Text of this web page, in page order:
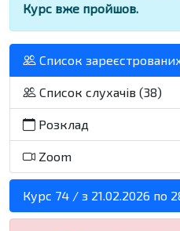
Курс вже пройшов.
Список
Список слухачів (38)
Розклад
Zoom
Курс 74 / з 21.02.2026 по